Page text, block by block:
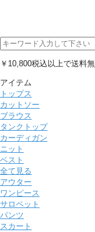
￥10,800税込以上で送料
アイテム
トップス
カットソー
ブラウス
タンクトップ
カーディガン
ニット
ベスト
全て見る
アウター
ワンピース
サロペット
パンツ
スカート